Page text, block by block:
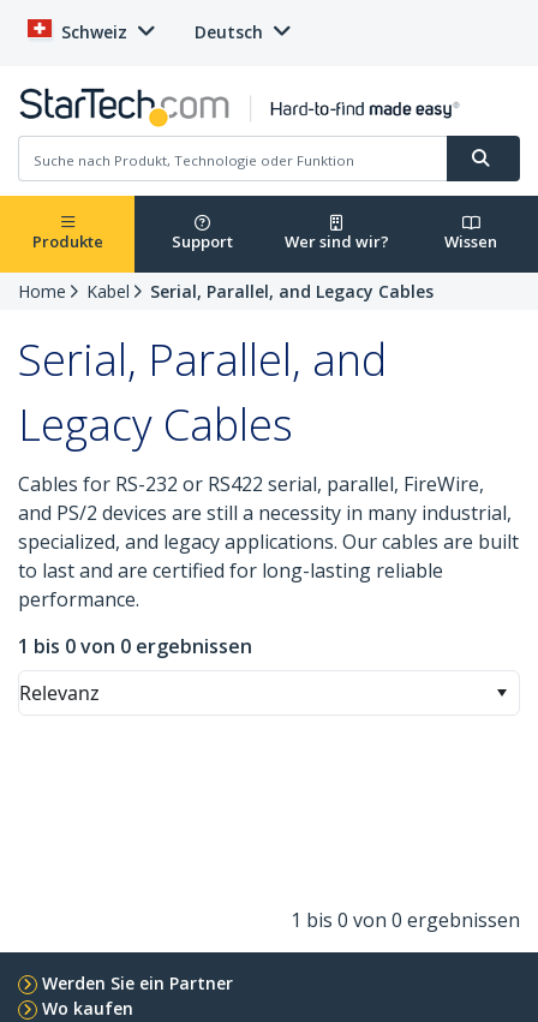
Schweiz Deutsch
Produkte Support Wer sind wir? Wissen
Home Kabel Serial, Parallel, and Legacy Cables
Serial, Parallel, and
Legacy Cables
Cables for RS-232 or RS422 serial, parallel, FireWire,
and PS/2 devices are still a necessity in many industrial,
specialized, and legacy applications. Our cables are built
to last and are certified for long-lasting reliable
performance.
1 bis 0 von 0 ergebnissen
Relevanz
1 bis 0 von 0 ergebnissen
Werden Sie ein Partner
Wo kaufen